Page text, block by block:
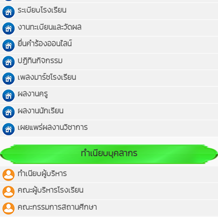
ระเบียบโรงเรียน
งานทะเบียนและวัดผล
ยื่นคำร้องออนไลน์
ปฏิทินกิจกรรม
เพลงมาร์ชโรงเรียน
ผลงานครู
ผลงานนักเรียน
เผยแพร่ผลงานวิชาการ
ทำเนียบบุคลากร
ทำเนียบผู้บริหาร
คณะผู้บริหารโรงเรียน
คณะกรรมการสถานศีกษา